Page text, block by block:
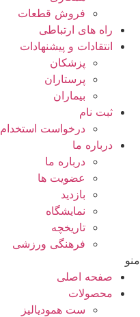
فروش قطعات
راه های ارتباطی
انتقادات و پيشنهادات
پزشكان
پرستاران
بيماران
ثبت نام
درخواست استخدام
درباره ما
درباره ما
عضویت ها
بازدید
نمایشگاه
تاريخچه
فرهنگی ورزشی
منو
صفحه اصلی
محصولات
ست همودیالیز